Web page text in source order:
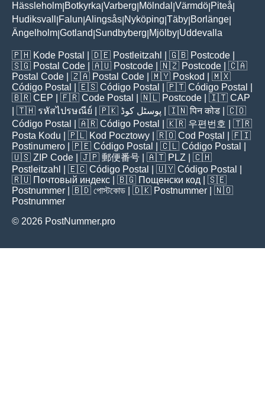
Hässleholm Botkyrka Varberg Mölndal Värmdö Piteå
Hudiksvall
Falun Alingsås Nyköping Täby Borlänge
Ängelholm Gotland Sundbyberg Mjölby Uddevalla
🇵🇭 Kode Postal | 🇩🇪 Postleitzahl | 🇬🇧 Postcode
🇸🇬 Postal Code | 🇦🇺 Postcode | 🇳🇿 Postcode | 🇨🇦
Postal Code | 🇿🇦 Postal Code | 🇲🇾 Poskod
| 🇲🇽
Código Postal
| 🇪🇸 Código Postal | 🇵🇹 Código Postal
🇧🇷 CEP | 🇫🇷 Code Postal | 🇳🇱 Postcode | 🇮🇹 CAP
| 🇹🇭 รหัสไปรษณีย์ | 🇵🇰 پوسٹل کوڈ | 🇮🇳पिन कोड | 🇨🇴
Código Postal
| 🇦🇷 Código Postal | 🇰🇷 우편번호
| 🇹🇷
Posta Kodu | 🇵🇱 Kod Pocztowy | 🇷🇴 Cod Poștal
| 🇫🇮
Postinumero | 🇵🇪 Código Postal | 🇨🇱 Código Postal
🇺🇸 ZIP Code | 🇯🇵 郵便番号 | 🇦🇹 PLZ | 🇨🇭
Postleitzahl
| 🇪🇨 Código Postal | 🇺🇾 Código Postal
🇷🇺 Почтовый индекс | 🇧🇬 Пощенски код | 🇸🇪
Postnummer | 🇧🇩 পোস্টকোড | 🇩🇰 Postnummer | 🇳🇴
Postnummer
© 2026 PostNummer.pro